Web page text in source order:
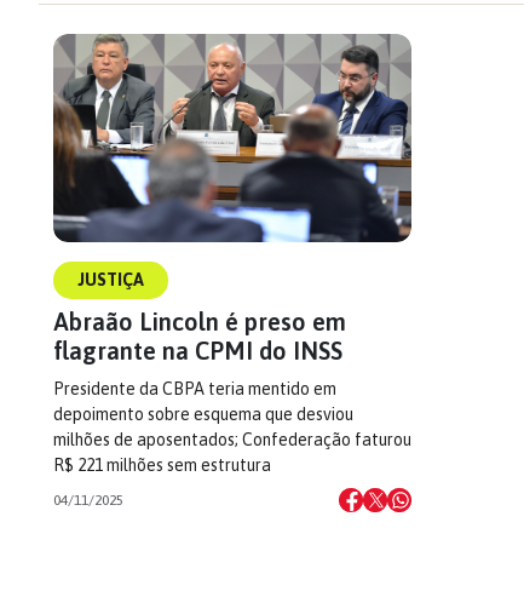
JUSTIÇA
Abraão Lincoln é preso em
flagrante na CPMI do INSS
Presidente da CBPA teria mentido em
depoimento sobre esquema que desviou
milhões de aposentados; Confederação faturou
R$ 221 milhões sem estrutura
04/11/2025